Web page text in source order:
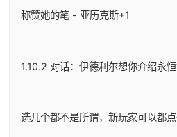
称赞她的笔 - 亚历克斯+1
1.10.2 对话：伊德利尔想你介绍永
选几个都不是所谓，新玩家可以都